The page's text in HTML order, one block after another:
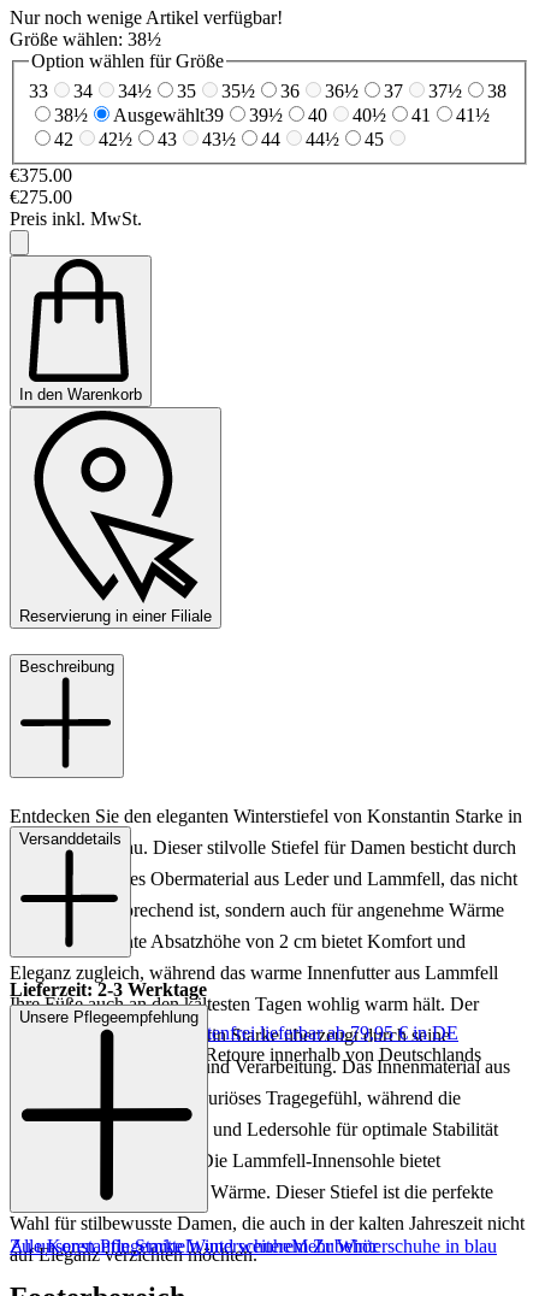
Nur noch wenige Artikel verfügbar!
Größe wählen: 38½
Option wählen für Größe
33
34 34½ 35 35½ 36 36½ 37 37½
38
38½
Ausgewählt39 39½ 40 40½ 41
41½
42
42½ 43 43½ 44 44½
45
€375.00
€275.00
Preis inkl. MwSt.
In den Warenkorb
Reservierung in einer Filiale
Beschreibung
Entdecken Sie den eleganten Winterstiefel von Konstantin Starke in
einem tiefen Blau. Dieser stilvolle Stiefel für Damen besticht durch
sein hochwertiges Obermaterial aus Leder und Lammfell, das nicht
nur optisch ansprechend ist, sondern auch für angenehme Wärme
sorgt. Die dezente Absatzhöhe von 2 cm bietet Komfort und
Eleganz zugleich, während das warme Innenfutter aus Lammfell
Ihre Füße auch an den kältesten Tagen wohlig warm hält. Der
Winterstiefel von Konstantin Starke überzeugt durch seine
erstklassigen Materialien und Verarbeitung. Das Innenmaterial aus
Lammfell sorgt für ein luxuriöses Tragegefühl, während die
Kombination aus Gummi- und Ledersohle für optimale Stabilität
und Langlebigkeit sorgt. Die Lammfell-Innensohle bietet
zusätzlichen Komfort und Wärme. Dieser Stiefel ist die perfekte
Wahl für stilbewusste Damen, die auch in der kalten Jahreszeit nicht
auf Eleganz verzichten möchten.
Versanddetails
Lieferzeit: 2-3 Werktage
Keine Versandkosten:
kostenfrei lieferbar ab 79,95 € in DE
Einfache und Kostenlose Retoure innerhalb von Deutschlands
Unsere Pflegeempfehlung
Zu unseren Pflegemitteln und weiterem Zubehör
Alle Konstantin Starke WinterschuheMehr Winterschuhe in blau